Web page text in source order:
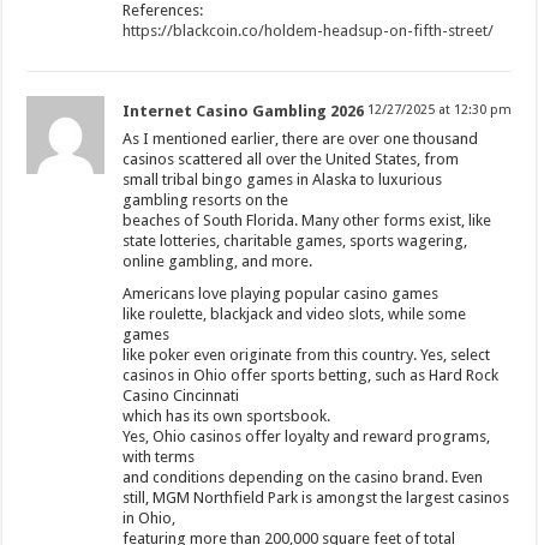
References:
https://blackcoin.co/holdem-headsup-on-fifth-street/
Internet Casino Gambling 2026 12/27/2025 at 12:30 pm
As I mentioned earlier, there are over one thousand
casinos scattered all over the United States, from
small tribal bingo games in Alaska to luxurious
gambling resorts on the
beaches of South Florida. Many other forms exist, like
state lotteries, charitable games, sports wagering,
online gambling, and more.
Americans love playing popular casino games
like roulette, blackjack and video slots, while some
games
like poker even originate from this country. Yes, select
casinos in Ohio offer sports betting, such as Hard Rock
Casino Cincinnati
which has its own sportsbook.
Yes, Ohio casinos offer loyalty and reward programs,
with terms
and conditions depending on the casino brand. Even
still, MGM Northfield Park is amongst the largest casinos
in Ohio,
featuring more than 200,000 square feet of total